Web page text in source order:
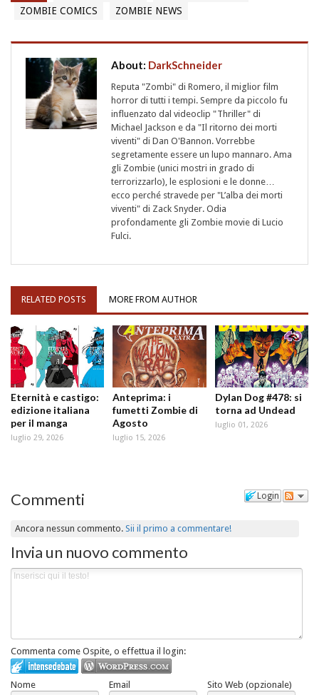
ZOMBIE COMICS
ZOMBIE NEWS
About: DarkSchneider
Reputa "Zombi" di Romero, il miglior film
horror di tutti i tempi. Sempre da piccolo fu
influenzato dal videoclip "Thriller" di
Michael Jackson e da "Il ritorno dei morti
viventi" di Dan O'Bannon. Vorrebbe
segretamente essere un lupo mannaro. Ama
gli Zombie (unici mostri in grado di
terrorizzarlo), le esplosioni e le donne…
ecco perché stravede per "L’alba dei morti
viventi" di Zack Snyder. Odia
profondamente gli Zombie movie di Lucio
Fulci.
RELATED POSTS MORE FROM AUTHOR
Eternità e castigo:
edizione italiana
per il manga
luglio 29, 2026
Anteprima: i
fumetti Zombie di
Agosto
luglio 15, 2026
Dylan Dog #478: si
torna ad Undead
luglio 01, 2026
Login
Commenti
Ancora nessun commento.Sii il primo a commentare!
Invia un nuovo commento
Commenta come Ospite, o effettua il login:
Nome Email Sito Web (opzionale)